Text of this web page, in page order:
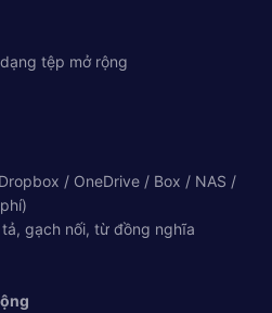
tệp mở rộng
/ OneDrive / Box / NAS /
gạch nối, từ đồng nghĩa